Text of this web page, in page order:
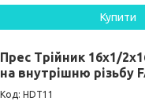
Купити
Прес Трійник 16х1/
на внутрішню різьбу
HDT11